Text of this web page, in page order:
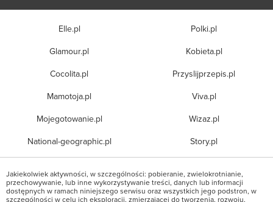
Elle.pl
Glamour.pl
Cocolita.pl
Mamotoja.pl
Mojegotowanie.pl
National-geographic.pl
Polki.pl
Kobieta.pl
Przyslijprzepis.pl
Viva.pl
Wizaz.pl
Story.pl
Jakiekolwiek aktywności, w szczególności: pobieranie, zwielokrotnianie,
przechowywanie, lub inne wykorzystywanie treści, danych lub informacji
dostępnych w ramach niniejszego serwisu oraz wszystkich jego podstron, w
szczególności w celu ich eksploracji, zmierzającej do tworzenia, rozwoju,